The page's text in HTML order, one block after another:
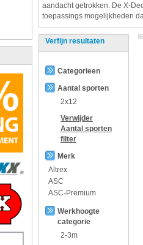
aandacht getrokken. De X-
toepassings mogelijkheden
Verfijn resultaten
Categorieen
Aantal sporten
2x12
Verwijder
Aantal sporten
filter
Merk
Altrex
ASC
ASC-Premium
Werkhoogte
categorie
2-3m